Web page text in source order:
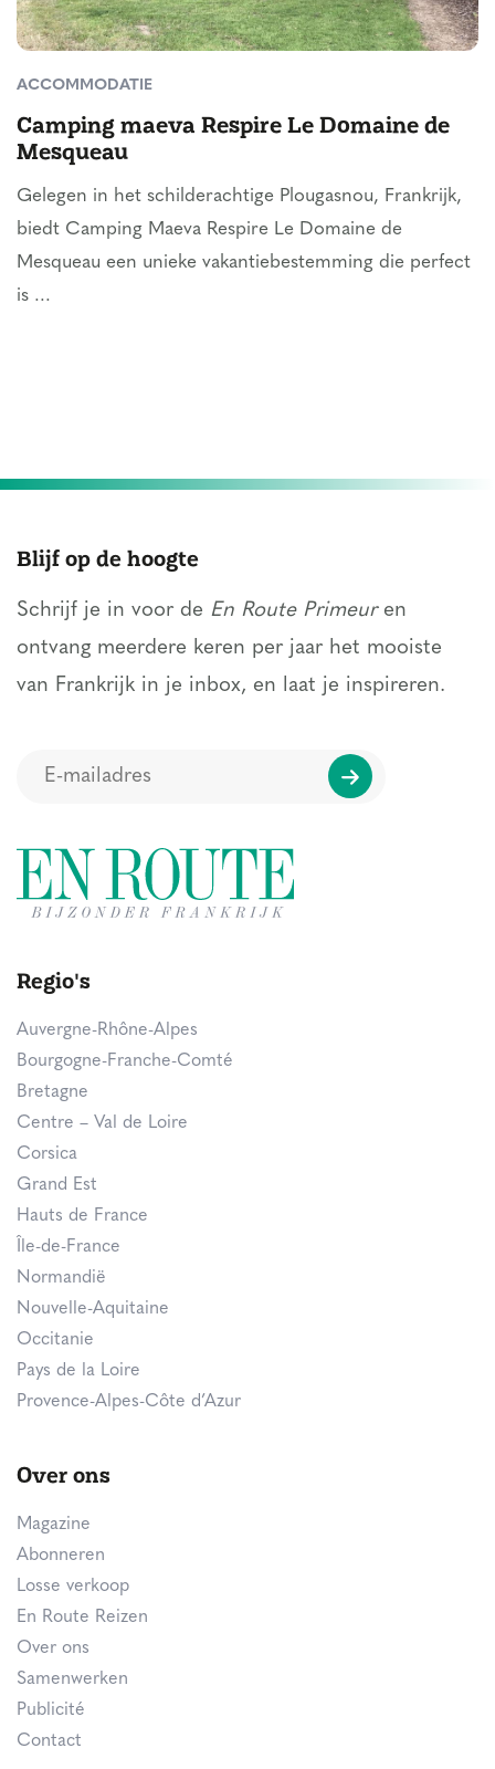
ACCOMMODATIE
Camping maeva Respire Le Domaine de
Mesqueau
Gelegen in het schilderachtige Plougasnou, Frankrijk,
biedt Camping Maeva Respire Le Domaine de
Mesqueau een unieke vakantiebestemming die perfect
is ...
Blijf op de hoogte
Schrijf je in voor de En Route Primeuren
ontvang meerdere keren per jaar het mooiste
van Frankrijk in je inbox, en laat je inspireren.
Regio's
Auvergne-Rhône-Alpes
Bourgogne-Franche-Comté
Bretagne
Centre – Val de Loire
Corsica
Grand Est
Hauts de France
Île-de-France
Normandië
Nouvelle-Aquitaine
Occitanie
Pays de la Loire
Provence-Alpes-Côte d’Azur
Over ons
Magazine
Abonneren
Losse verkoop
En Route Reizen
Over ons
Samenwerken
Publicité
Contact